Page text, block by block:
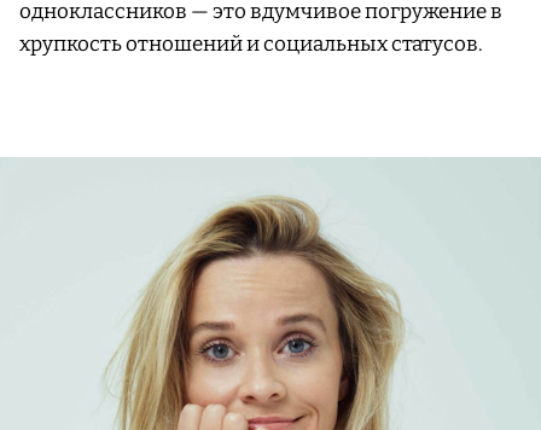
одноклассников — это вдумчивое погружение в
хрупкость отношений и социальных статусов.